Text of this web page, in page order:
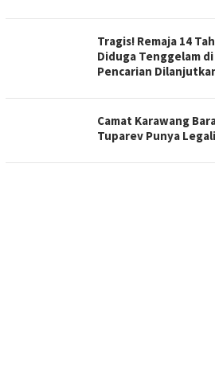
Tragis! Remaja 14
Diduga Tenggelam
Pencarian
Camat Karawang
Tuparev Punya